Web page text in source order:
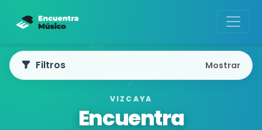
VIZCAYA
Encuentra
Filtros Mostrar